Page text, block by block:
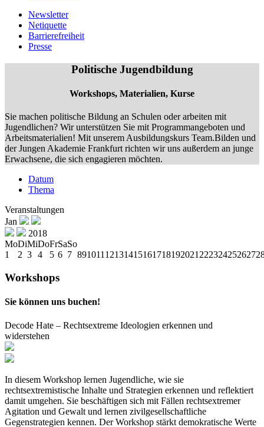
Newsletter
Netiquette
Barrierefreiheit
Presse
Politische Jugendbildung
Workshops, Materialien, Kurse
Sie machen politische Bildung an Schulen oder arbeiten mit
Jugendlichen? Wir unterstützen Sie mit Programmangeboten und
Arbeitsmaterialien! Mit unserem Ausbildungskurs Team.Bilden und
der Jungen Akademie Frankfurt richten wir uns außerdem an junge
Erwachsene, die sich engagieren möchten.
Datum
Thema
Veranstaltungen
Jan
2018
MoDiMiDoFrSaSo
1
2 3 4 5 6 7 891011 12131415161718192021 222324252627
Workshops
Sie können uns buchen!
Decode Hate – Rechtsextreme Ideologien erkennen und
widerstehen
In diesem Workshop lernen Jugendliche, wie sie
rechtsextremistische Inhalte und Strategien erkennen und reflektiert
damit umgehen. Sie beschäftigen sich mit Fällen rechtsextremer
Agitation und Gewalt und lernen zivilgesellschaftliche
Gegenstrategien kennen. Der Workshop stärkt demokratische Werte